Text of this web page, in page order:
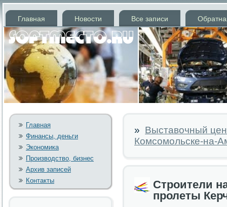
Главная Новости Все записи
Главная
Финансы, деньги
Экономика
Производство, бизнес
Архив записей
Контакты
» Выставочный
Комсомольске-на-
Строители
пролеты